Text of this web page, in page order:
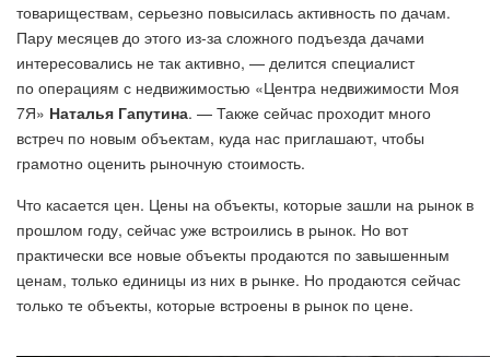
товариществам, серьезно повысилась активность по дачам.
Пару месяцев до этого из-за сложного подъезда дачами
интересовались не так активно, — делится специалист
по операциям с недвижимостью «Центра недвижимости Моя
7Я» Наталья Гапутина. — Также сейчас проходит много
встреч по новым объектам, куда нас приглашают, чтобы
грамотно оценить рыночную стоимость.
Что касается цен. Цены на объекты, которые зашли на рынок в
прошлом году, сейчас уже встроились в рынок. Но вот
практически все новые объекты продаются по завышенным
ценам, только единицы из них в рынке. Но продаются сейчас
только те объекты, которые встроены в рынок по цене.